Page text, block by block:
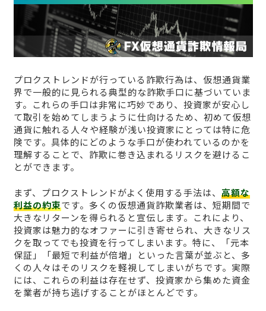
プロクストレンドが行っている詐欺行為は、仮想通貨業
界で一般的に見られる典型的な詐欺手口に基づいていま
す。これらの手口は非常に巧妙であり、投資家が安心し
て取引を始めてしまうように仕向けるため、初めて仮想
通貨に触れる人々や経験が浅い投資家にとっては特に危
険です。具体的にどのような手口が使われているのかを
理解することで、詐欺に巻き込まれるリスクを避けるこ
とができます。
まず、プロクストレンドがよく使用する手法は、 高額な
利益の約束です。多くの仮想通貨詐欺業者は、短期間で
大きなリターンを得られると宣伝します。これにより、
投資家は魅力的なオファーに引き寄せられ、大きなリス
クを取ってでも投資を行ってしまいます。特に、「元本
保証」「最短で利益が倍増」といった言葉が並ぶと、多
くの人々はそのリスクを軽視してしまいがちです。実際
には、これらの利益は存在せず、投資家から集めた資金
を業者が持ち逃げすることがほとんどです。